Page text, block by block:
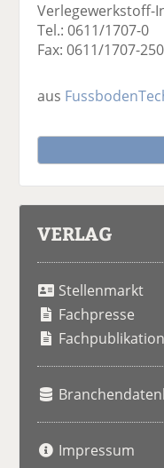
Verlegewerkstoff-
Tel.: 0611/1707-0
Fax: 0611/1707-250
aus
VERLAG
Stellenmarkt
Fachpresse
Impressum